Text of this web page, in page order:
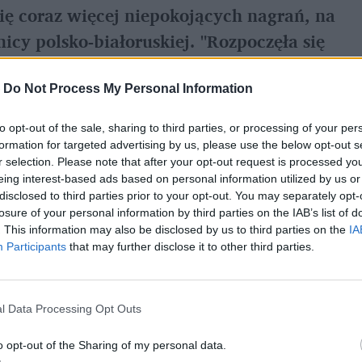
Do Not Process My Personal Information
opt-out of the sale, sharing to third parties, or processing of your
for targeted advertising by us, please use the below opt-out
selection. Please note that after your opt-out request is processed
interest-based ads based on personal information utilized by us
to third parties prior to your opt-out. You may separately
of your personal information by third parties on the IAB’s list of
This information may also be disclosed by us to third parties on the
Participants that may further disclose it to other third parties.
Data Processing Opt Outs
opt-out of the Sharing of my personal data.
coraz więcej niepokojących nagrań, na
polsko-białoruskiej. "Rozpoczęła się
wejścia na teren Polski" –
specjalnych Stanisław Żaryn.
z plecakami i śpiworami, którzy idą
Kuźnica Białostocka-Bruzgi. Obok